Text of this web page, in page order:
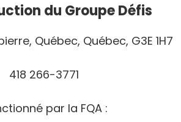
du Groupe Défis
Québec, Québec, G3E 1H7
418 266-3771
par la FQA :